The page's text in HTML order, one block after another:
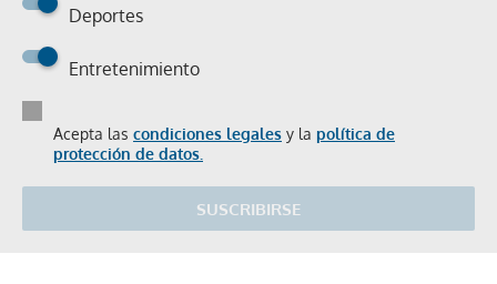
Deportes
Entretenimiento
Acepta las condiciones legales y la política de
protección de datos.
SUSCRIBIRSE